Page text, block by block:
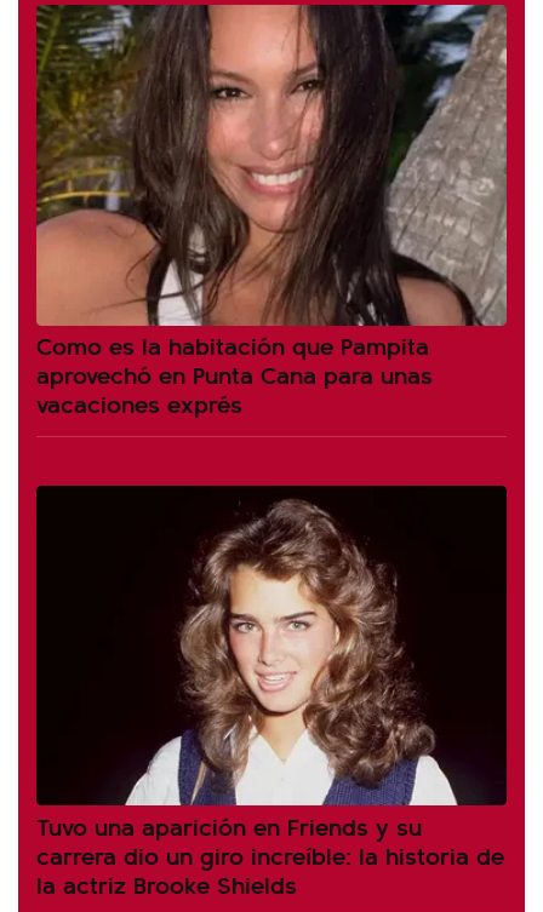
Como es la habitación que Pampita
aprovechó en Punta Cana para unas
vacaciones exprés
Tuvo una aparición en Friends y su
carrera dio un giro increíble: la historia de
la actriz Brooke Shields